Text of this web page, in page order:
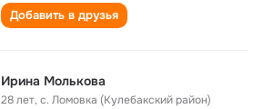
Добавить в друзья
Ирина Молькова
28 лет,с. Ломовка (Кулебакский район)